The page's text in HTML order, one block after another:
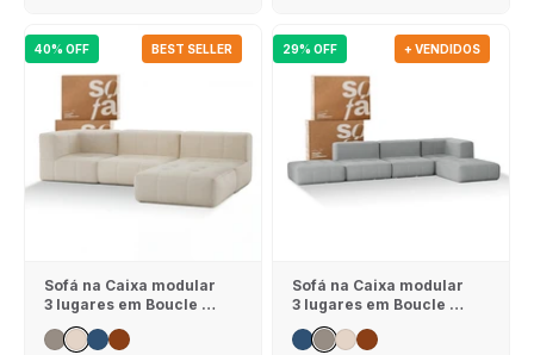
40% OFF BEST SELLER
Sofá na Caixa modular
3 lugares em Boucle - 1
Braço com Chaise -
Linho
29% OFF + VENDIDOS
Sofá na Caixa modular
3 lugares em Boucle - 1
Braço com 2 Chaises -
Cinza